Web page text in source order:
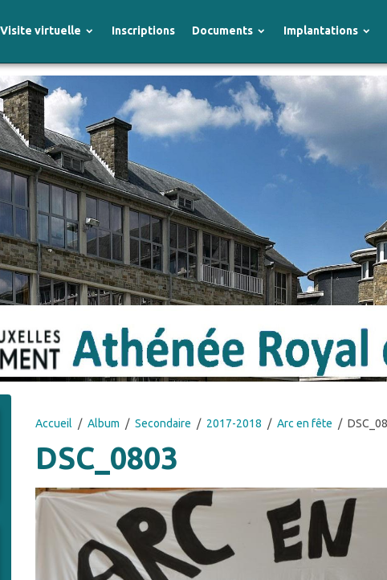
Visite virtuelle Inscriptions Documents Implantations
Accueil Album Secondaire 2017-2018 Arc en fête
DSC_0803